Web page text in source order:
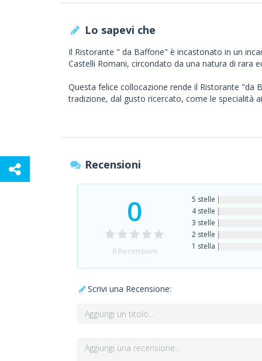
Lo sapevi che
Il Ristorante " da Baffone" è incastonato in un
Castelli Romani, circondato da una natura di rara
Questa felice collocazione rende il Ristorante "da
tradizione, dal gusto ricercato, come le specialità
Recensioni
0
0Recensioni
5 stelle
4 stelle
3 stelle
2 stelle
1 stella
Scrivi una Recensione: